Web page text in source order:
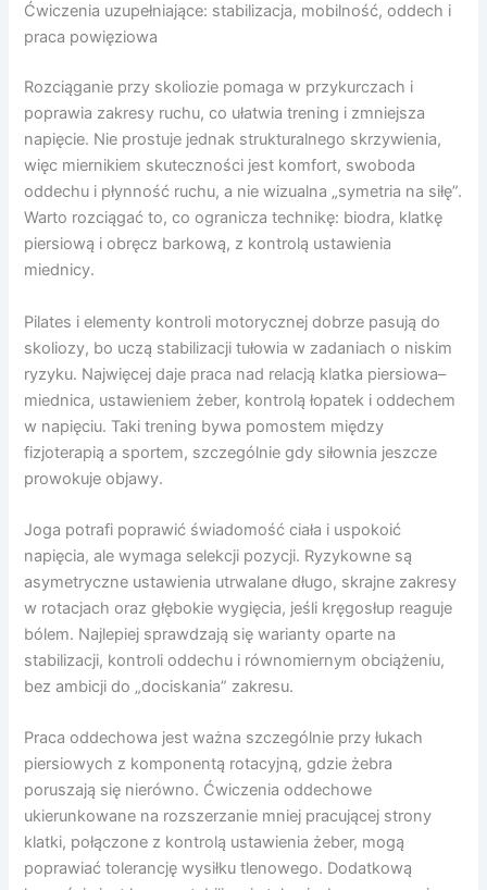
Ćwiczenia uzupełniające: stabilizacja, mobilność, oddech i
praca powięziowa
Rozciąganie przy skoliozie pomaga w przykurczach i
poprawia zakresy ruchu, co ułatwia trening i zmniejsza
napięcie. Nie prostuje jednak strukturalnego skrzywienia,
więc miernikiem skuteczności jest komfort, swoboda
oddechu i płynność ruchu, a nie wizualna „symetria na siłę”.
Warto rozciągać to, co ogranicza technikę: biodra, klatkę
piersiową i obręcz barkową, z kontrolą ustawienia
miednicy.
Pilates i elementy kontroli motorycznej dobrze pasują do
skoliozy, bo uczą stabilizacji tułowia w zadaniach o niskim
ryzyku. Najwięcej daje praca nad relacją klatka piersiowa–
miednica, ustawieniem żeber, kontrolą łopatek i oddechem
w napięciu. Taki trening bywa pomostem między
fizjoterapią a sportem, szczególnie gdy siłownia jeszcze
prowokuje objawy.
Joga potrafi poprawić świadomość ciała i uspokoić
napięcia, ale wymaga selekcji pozycji. Ryzykowne są
asymetryczne ustawienia utrwalane długo, skrajne zakresy
w rotacjach oraz głębokie wygięcia, jeśli kręgosłup reaguje
bólem. Najlepiej sprawdzają się warianty oparte na
stabilizacji, kontroli oddechu i równomiernym obciążeniu,
bez ambicji do „dociskania” zakresu.
Praca oddechowa jest ważna szczególnie przy łukach
piersiowych z komponentą rotacyjną, gdzie żebra
poruszają się nierówno. Ćwiczenia oddechowe
ukierunkowane na rozszerzanie mniej pracującej strony
klatki, połączone z kontrolą ustawienia żeber, mogą
poprawiać tolerancję wysiłku tlenowego. Dodatkową